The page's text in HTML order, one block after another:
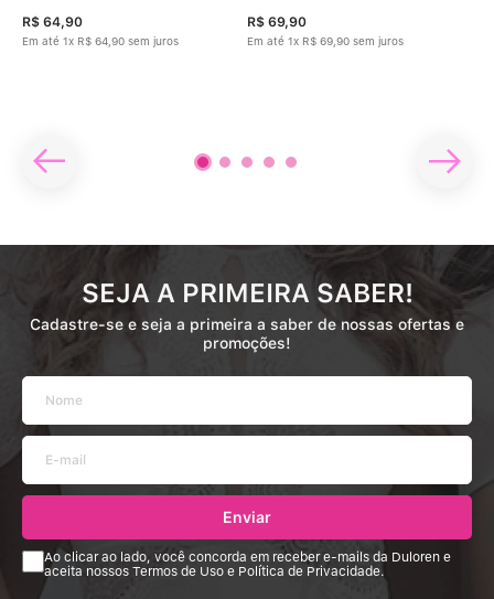
R$ 64,90
Em até 1x R$ 64 90 sem juros
R$ 69,90
Em até 1x R$ 69 90 sem juros
SEJA A PRIMEIRA SABER!
Cadastre-se e seja a primeira a saber de nossas ofertas e
promoções!
Enviar
Ao clicar ao lado, você concorda em receber e-mails da Duloren e
aceita nossos Termos de Uso e Política de Privacidade.